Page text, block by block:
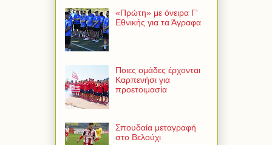
«Πρώτη» με όνειρα Γ'
Εθνικής για τα Άγραφα
Ποιες ομάδες έρχονται
Καρπενήσι για
προετοιμασία
Σπουδαία μεταγραφή
στο Βελούχι